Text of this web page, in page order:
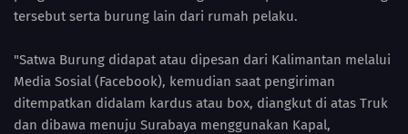
tersebut serta burung lain dari rumah pelaku.
"Satwa Burung didapat atau dipesan dari Kalimantan melalui
Media Sosial (Facebook), kemudian saat pengiriman
ditempatkan didalam kardus atau box, diangkut di atas Truk
dan dibawa menuju Surabaya menggunakan Kapal,